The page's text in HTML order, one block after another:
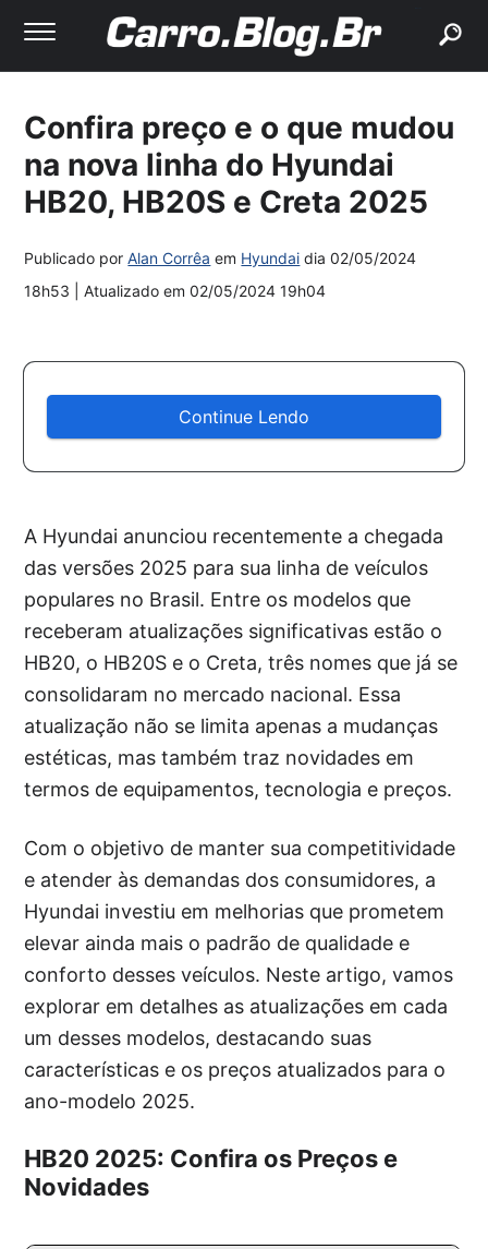
Confira preço e o que mudou
na nova linha do Hyundai
HB20, HB20S e Creta 2025
Publicado porAlan Corrêa em Hyundai dia02/05/2024
18h53
| Atualizado em02/05/2024 19h04
Continue Lendo
A Hyundai anunciou recentemente a chegada
das versões 2025 para sua linha de veículos
populares no Brasil. Entre os modelos que
receberam atualizações significativas estão o
HB20, o HB20S e o Creta, três nomes que já se
consolidaram no mercado nacional. Essa
atualização não se limita apenas a mudanças
estéticas, mas também traz novidades em
termos de equipamentos, tecnologia e preços.
Com o objetivo de manter sua competitividade
e atender às demandas dos consumidores, a
Hyundai investiu em melhorias que prometem
elevar ainda mais o padrão de qualidade e
conforto desses veículos. Neste artigo, vamos
explorar em detalhes as atualizações em cada
um desses modelos, destacando suas
características e os preços atualizados para o
ano-modelo 2025.
HB20 2025: Confira os Preços e
Novidades